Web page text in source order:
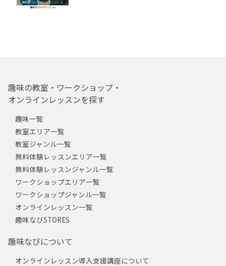
趣味の教室・ワークショップ・
オンラインレッスンを探す
趣味一覧
教室エリア一覧
教室ジャンル一覧
無料体験レッスンエリア一覧
無料体験レッスンジャンル一覧
ワークショップエリア一覧
ワークショップジャンル一覧
オンラインレッスン一覧
趣味なびSTORES
趣味なびについて
オンラインレッスン導入支援講座について